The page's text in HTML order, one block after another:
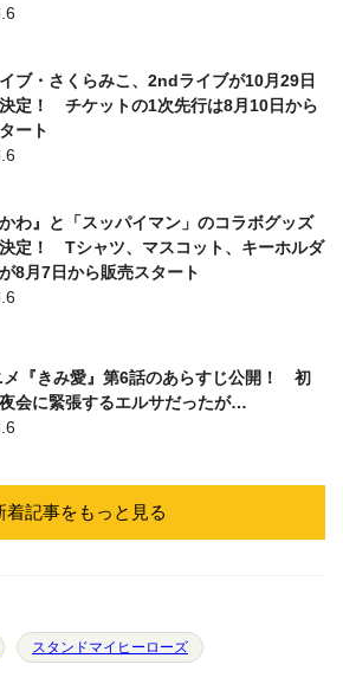
ブ・さくらみこ、2ndライブが10月29日
定！ チケットの1次先行は8月10日から
ート
かわ』と「スッパイマン」のコラボグッズ
定！ Tシャツ、マスコット、キーホルダ
8月7日から販売スタート
メ『きみ愛』第6話のあらすじ公開！ 初
会に緊張するエルサだったが…
着記事をもっと見る
スタンドマイヒーローズ